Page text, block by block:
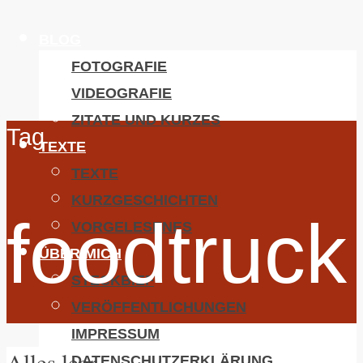
FOTOGRAFIE
VIDEOGRAFIE
ZITATE UND KURZES
TEXTE
TEXTE
KURZGESCHICHTEN
VORGELESENES
ÜBER MICH
STECKBIEF
VERÖFFENTLICHUNGEN
IMPRESSUM
Tag
foodtruck